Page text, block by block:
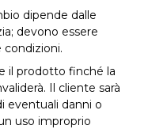
dipende dalle
devono essere
il prodotto finché la
Il cliente sarà
eventuali danni o
uso improprio